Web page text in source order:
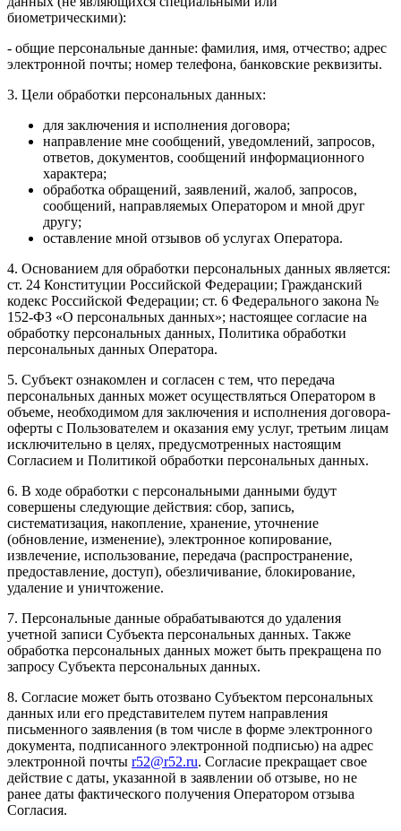
биометрическими):
- общие персональные данные: фамилия, имя, отчество; адрес
электронной почты; номер телефона, банковские реквизиты.
3. Цели обработки персональных данных:
для заключения и исполнения договора;
направление мне сообщений, уведомлений, запросов,
ответов, документов, сообщений информационного
характера;
обработка обращений, заявлений, жалоб, запросов,
сообщений, направляемых Оператором и мной друг
другу;
оставление мной отзывов об услугах Оператора.
4. Основанием для обработки персональных данных является:
ст. 24 Конституции Российской Федерации; Гражданский
кодекс Российской Федерации; ст. 6 Федерального закона №
152-ФЗ «О персональных данных»; настоящее согласие на
обработку персональных данных, Политика обработки
персональных данных Оператора.
5. Субъект ознакомлен и согласен с тем, что передача
персональных данных может осуществляться Оператором в
объеме, необходимом для заключения и исполнения договора-
оферты с Пользователем и оказания ему услуг, третьим лицам
исключительно в целях, предусмотренных настоящим
Согласием и Политикой обработки персональных данных.
6. В ходе обработки с персональными данными будут
совершены следующие действия: сбор, запись,
систематизация, накопление, хранение, уточнение
(обновление, изменение), электронное копирование,
извлечение, использование, передача (распространение,
предоставление, доступ), обезличивание, блокирование,
удаление и уничтожение.
7. Персональные данные обрабатываются до удаления
учетной записи Субъекта персональных данных. Также
обработка персональных данных может быть прекращена по
запросу Субъекта персональных данных.
8. Согласие может быть отозвано Субъектом персональных
данных или его представителем путем направления
письменного заявления (в том числе в форме электронного
документа, подписанного электронной подписью) на адрес
электронной почты r52@r52.ru. Согласие прекращает свое
действие с даты, указанной в заявлении об отзыве, но не
ранее даты фактического получения Оператором отзыва
Согласия.